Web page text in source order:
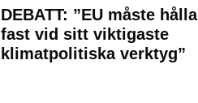
DEBATT: ”EU måste hålla
fast vid sitt viktigaste
klimatpolitiska verktyg”